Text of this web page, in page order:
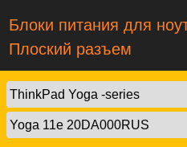
Блоки питания для
Плоский разъем